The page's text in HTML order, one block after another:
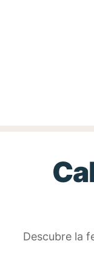
Descubre la